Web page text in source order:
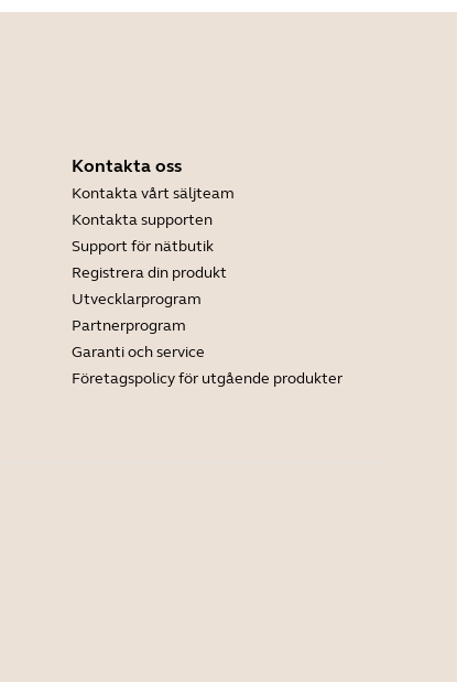
Kontakta oss
Kontakta vårt säljteam
Kontakta supporten
Support för nätbutik
Registrera din produkt
Utvecklarprogram
Partnerprogram
Garanti och service
Företagspolicy för utgående produkter